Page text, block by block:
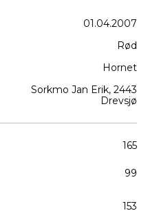
01.04.2007
Rød
Hornet
Sorkmo Jan Erik, 2443
Drevsjø
165
99
153